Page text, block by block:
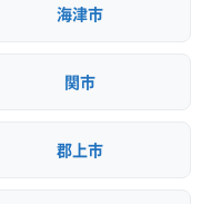
海津市
関市
郡上市